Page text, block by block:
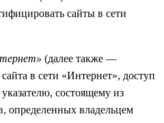
сайты в сети
(далее также —
в сети «Интернет», доступ
состоящему из
определенных владельцем